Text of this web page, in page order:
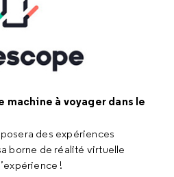
à voyager dans le
des expériences
borne de réalité virtuelle
!